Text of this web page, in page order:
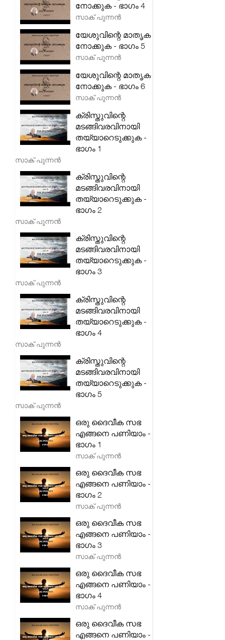
നോക്കുക - ഭാഗം 4
സാക് പുന്നൻ
യേശുവിന്റെ മാതൃക
നോക്കുക - ഭാഗം 5
സാക് പുന്നൻ
യേശുവിന്റെ മാതൃക
നോക്കുക - ഭാഗം 6
സാക് പുന്നൻ
ക്രിസ്തുവിന്റെ
മടങ്ങിവരവിനായി
തയ്യാറെടുക്കുക -
ഭാഗം 1
സാക് പുന്നൻ
ക്രിസ്തുവിന്റെ
മടങ്ങിവരവിനായി
തയ്യാറെടുക്കുക -
ഭാഗം 2
സാക് പുന്നൻ
ക്രിസ്തുവിന്റെ
മടങ്ങിവരവിനായി
തയ്യാറെടുക്കുക -
ഭാഗം 3
സാക് പുന്നൻ
ക്രിസ്തുവിന്റെ
മടങ്ങിവരവിനായി
തയ്യാറെടുക്കുക -
ഭാഗം 4
സാക് പുന്നൻ
ക്രിസ്തുവിന്റെ
മടങ്ങിവരവിനായി
തയ്യാറെടുക്കുക -
ഭാഗം 5
സാക് പുന്നൻ
ഒരു ദൈവീക സഭ
എങ്ങനെ പണിയാം -
ഭാഗം 1
സാക് പുന്നൻ
ഒരു ദൈവീക സഭ
എങ്ങനെ പണിയാം -
ഭാഗം 2
സാക് പുന്നൻ
ഒരു ദൈവീക സഭ
എങ്ങനെ പണിയാം -
ഭാഗം 3
സാക് പുന്നൻ
ഒരു ദൈവീക സഭ
എങ്ങനെ പണിയാം -
ഭാഗം 4
സാക് പുന്നൻ
ഒരു ദൈവീക സഭ
എങ്ങനെ പണിയാം -